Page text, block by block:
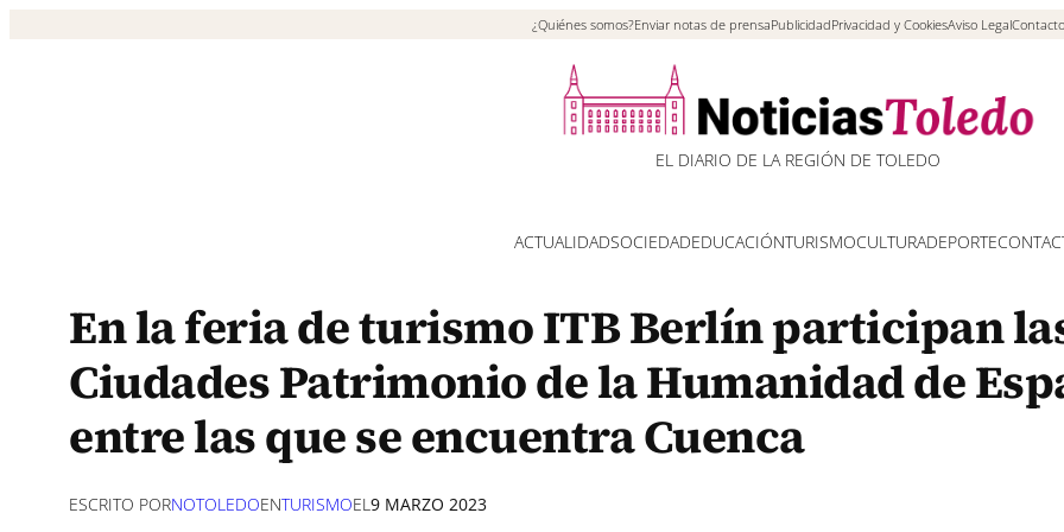
¿Quiénes somos?Enviar notas de prensaPublicidadPrivacidad y CookiesAviso LegalContacto
EL DIARIO DE LA REGIÓN DE TOLEDO
ACTUALIDADSOCIEDADEDUCACIÓNTURISMOCULTURADEPORTE
En la feria de turismo ITB Berlín participan
Ciudades Patrimonio de la Humanidad de
entre las que se encuentra Cuenca
ESCRITO PORNOTOLEDOENTURISMOEL9 MARZO 2023